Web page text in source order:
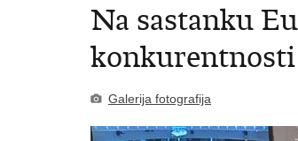
Na sastanku
konkurentnosti
Galerija fotografija